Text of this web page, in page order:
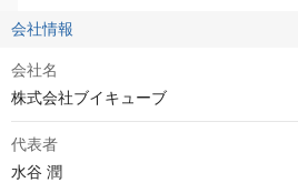
会社情報
会社名
株式会社ブイキューブ
代表者
水谷 潤